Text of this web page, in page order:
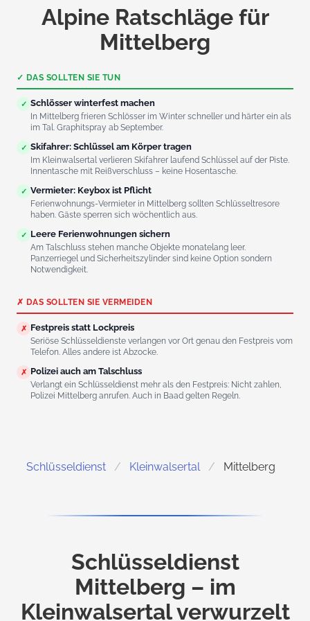
Alpine Ratschläge für
Mittelberg
✓ DAS SOLLTEN SIE TUN
✓ Schlösser winterfest machen
In Mittelberg frieren Schlösser im Winter schneller und härter ein als
im Tal. Graphitspray ab September.
✓ Skifahrer: Schlüssel am Körper tragen
Im Kleinwalsertal verlieren Skifahrer laufend Schlüssel auf der Piste.
Innentasche mit Reißverschluss – keine Hosentasche.
✓ Vermieter: Keybox ist Pflicht
Ferienwohnungs-Vermieter in Mittelberg sollten Schlüsseltresore
haben. Gäste sperren sich wöchentlich aus.
✓ Leere Ferienwohnungen sichern
Am Talschluss stehen manche Objekte monatelang leer.
Panzerriegel und Sicherheitszylinder sind keine Option sondern
Notwendigkeit.
✗ DAS SOLLTEN SIE VERMEIDEN
✗ Festpreis statt Lockpreis
Seriöse Schlüsseldienste verlangen vor Ort genau den Festpreis vom
Telefon. Alles andere ist Abzocke.
✗ Polizei auch am Talschluss
Verlangt ein Schlüsseldienst mehr als den Festpreis: Nicht zahlen,
Polizei Mittelberg anrufen. Auch in Baad gelten Regeln.
Schlüsseldienst Kleinwalsertal Mittelberg
Schlüsseldienst
Mittelberg – im
Kleinwalsertal verwurzelt